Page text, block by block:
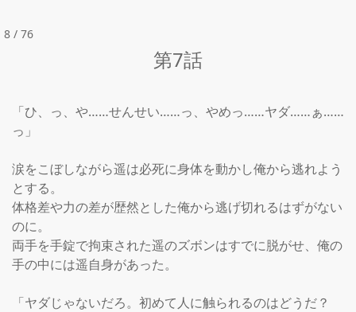
8 / 76
第7話
「ひ、っ、や……せんせい……っ、やめっ……ヤダ……ぁ……
っ」
涙をこぼしながら遥は必死に身体を動かし俺から逃れよう
とする。
体格差や力の差が歴然とした俺から逃げ切れるはずがない
のに。
両手を手錠で拘束された遥のズボンはすでに脱がせ、俺の
手の中には遥自身があった。
「ヤダじゃないだろ。初めて人に触られるのはどうだ？